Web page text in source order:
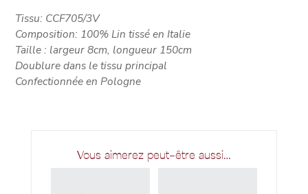
Tissu: CCF705/3V
Composition: 100% Lin tissé en Italie
Taille : largeur 8cm, longueur 150cm
Doublure dans le tissu principal
Confectionnée en Pologne
Vous aimerez peut-être aussi…